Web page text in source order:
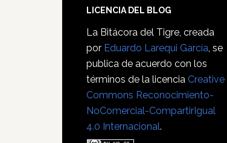
Footer
LICENCIA DEL BLOG
La Bitácora del Tigre, creada
por Eduardo Larequi García, se
publica de acuerdo con los
términos de la licencia Creative
Commons Reconocimiento-
NoComercial-CompartirIgual
4.0 Internacional.